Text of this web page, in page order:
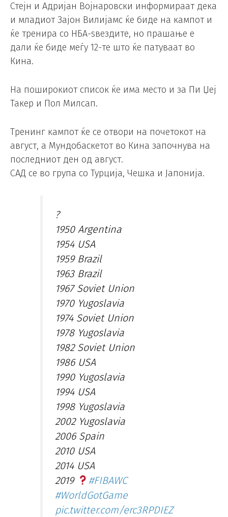
Стејн и Адријан Војнаровски информираат дека
и младиот Зајон Вилијамс ќе биде на кампот и
ќе тренира со НБА-ѕвездите, но прашање е
дали ќе биде меѓу 12-те што ќе патуваат во
Кина.
На поширокиот список ќе има место и за Пи Џеј
Такер и Пол Милсап.
Тренинг кампот ќе се отвори на почетокот на
август, а Мундобаскетот во Кина започнува на
последниот ден од август.
САД се во група со Турција, Чешка и Јапонија.
?
1950 Argentina
1954 USA
1959 Brazil
1963 Brazil
1967 Soviet Union
1970 Yugoslavia
1974 Soviet Union
1978 Yugoslavia
1982 Soviet Union
1986 USA
1990 Yugoslavia
1994 USA
1998 Yugoslavia
2002 Yugoslavia
2006 Spain
2010 USA
2014 USA
2019
#FIBAWC
#WorldGotGame
pic.twitter.com/erc3RPDIEZ